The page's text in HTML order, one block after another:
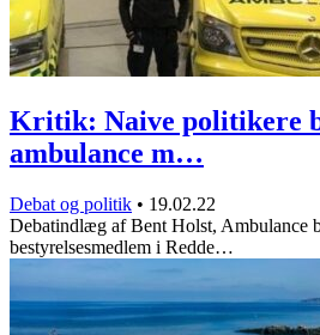
Kritik: Naive politikere
ambulance m…
Debat og politik • 19.02.22
Debatindlæg af Bent Holst, Ambulance
bestyrelsesmedlem i Redde…